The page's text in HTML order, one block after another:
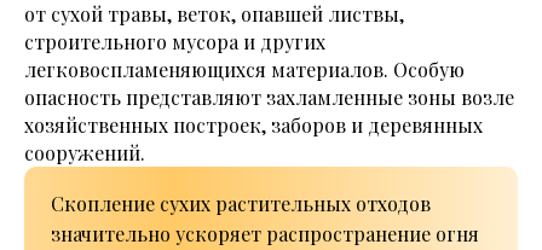
от сухой травы, веток, опавшей листвы,
строительного мусора и других
легковоспламеняющихся материалов. Особую
опасность представляют захламленные зоны возле
хозяйственных построек, заборов и деревянных
сооружений.
Скопление сухих растительных отходов
значительно ускоряет распространение огня